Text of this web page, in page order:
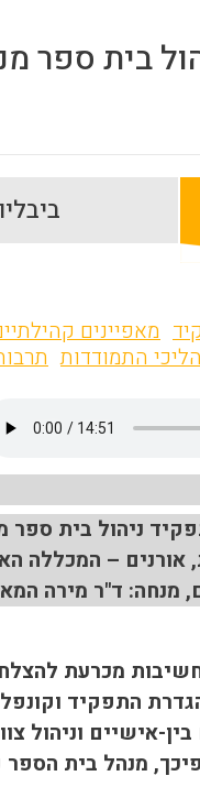
בית ספר
מאפיינים
התמודדות
ניהול בית
אורנים – המכללה
מנחה: ד"ר מירה
מכרעת
התפקיד
בין-אישיים
מנהל בית